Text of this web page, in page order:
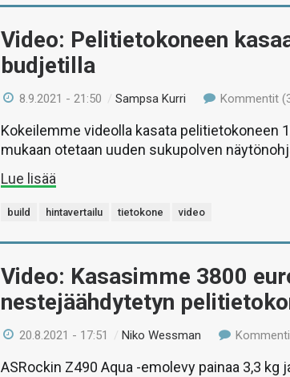
Video: Pelitietokoneen
budjetilla
8.9.2021 - 21:50 /Sampsa Kurri Kommentit
Kokeilemme videolla kasata pelitietokoneen
mukaan otetaan uuden sukupolven
Lue lisää
build hintavertailu tietokone video
Video: Kasasimme 3800
nestejäähdytetyn
20.8.2021 - 17:51 /Niko Wessman
ASRockin Z490 Aqua -emolevy painaa 3,3 kg